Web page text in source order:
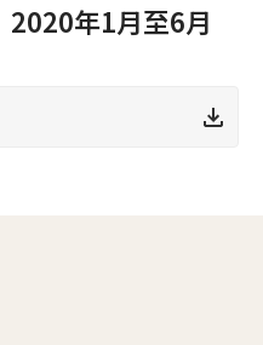
2020年1月至6月